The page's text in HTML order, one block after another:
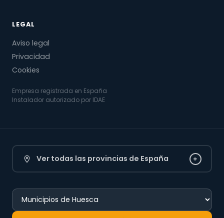
LEGAL
Aviso legal
Privacidad
Cookies
Empresa registrada en España
Instalador autorizado por IDAE
Ver todas las provincias de España +